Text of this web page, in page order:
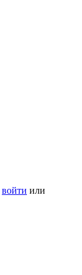
войти или